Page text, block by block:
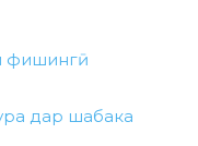
фишингӣ
дар шабака